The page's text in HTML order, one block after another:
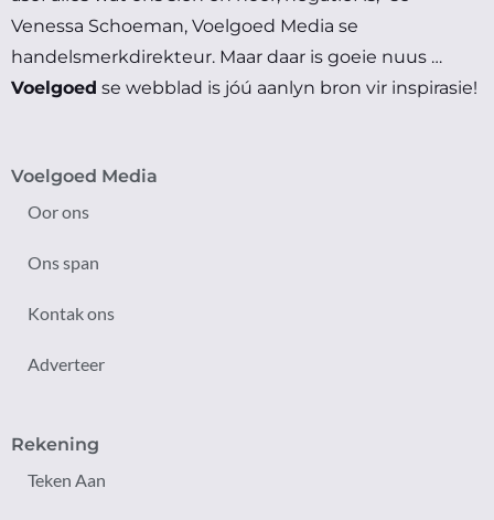
Venessa Schoeman, Voelgoed Media se
handelsmerkdirekteur. Maar daar is goeie nuus …
Voelgoed se webblad is jóú aanlyn bron vir inspirasie!
Voelgoed Media
Oor ons
Ons span
Kontak ons
Adverteer
Rekening
Teken Aan